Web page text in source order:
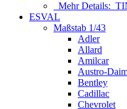
Mehr Details:
ESVAL
Maßstab 1/43
Adler
Allard
Amilcar
Austro-
Bentley
Cadillac
Chevrolet